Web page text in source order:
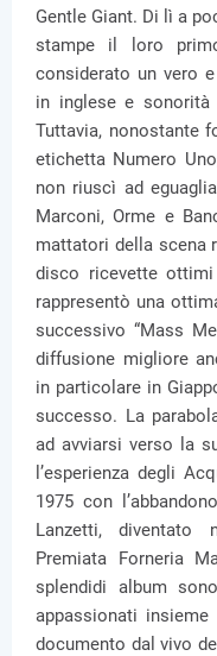
Gentle Giant. Di lì a
stampe il loro
considerato un vero
in inglese e sonorità
Tuttavia, nonostante
etichetta Numero
non riuscì ad
Marconi, Orme e
mattatori della scena
disco ricevette
rappresentò una
successivo “Mass
diffusione migliore
in particolare in
successo. La
ad avviarsi verso la
l’esperienza degli
1975 con
Lanzetti,
Premiata Forneria
splendidi album
appassionati
documento dal vivo